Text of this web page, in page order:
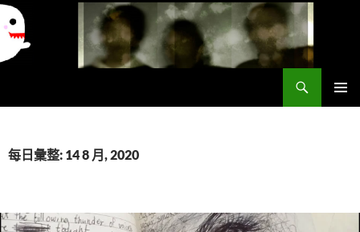
要
每日彙整: 14 8 月, 2020